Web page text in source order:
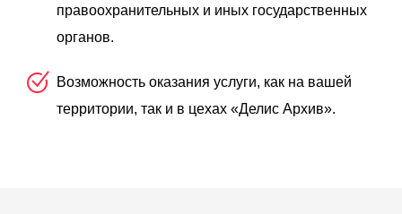
правоохранительных и иных государственных
органов.
Возможность оказания услуги, как на вашей
территории, так и в цехах «Делис Архив».